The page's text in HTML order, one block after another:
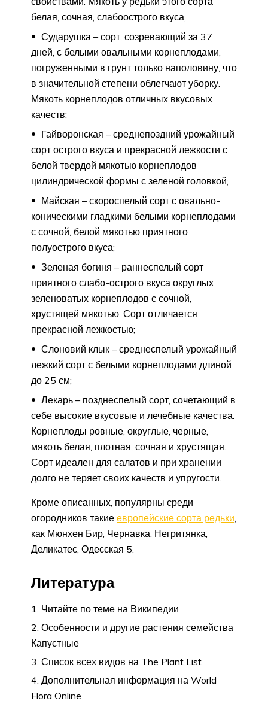
белая, сочная, слабоострого вкуса;
Сударушка – сорт, созревающий за 37
дней, с белыми овальными корнеплодами,
погруженными в грунт только наполовину, что
в значительной степени облегчают уборку.
Мякоть корнеплодов отличных вкусовых
качеств;
Гайворонская – среднепоздний урожайный
сорт острого вкуса и прекрасной лежкости с
белой твердой мякотью корнеплодов
цилиндрической формы с зеленой головкой;
Майская – скороспелый сорт с овально-
коническими гладкими белыми корнеплодами
с сочной, белой мякотью приятного
полуострого вкуса;
Зеленая богиня – раннеспелый сорт
приятного слабо-острого вкуса округлых
зеленоватых корнеплодов с сочной,
хрустящей мякотью. Сорт отличается
прекрасной лежкостью;
Слоновий клык – среднеспелый урожайный
лежкий сорт с белыми корнеплодами длиной
до 25 см;
Лекарь – позднеспелый сорт, сочетающий в
себе высокие вкусовые и лечебные качества.
Корнеплоды ровные, округлые, черные,
мякоть белая, плотная, сочная и хрустящая.
Сорт идеален для салатов и при хранении
долго не теряет своих качеств и упругости.
Кроме описанных, популярны среди
огородников такие европейские сорта редьки,
как Мюнхен Бир, Чернавка, Негритянка,
Деликатес, Одесская 5.
Литература
Читайте по теме на Википедии
Особенности и другие растения семейства
Капустные
Список всех видов на The Plant List
Дополнительная информация на World
Flora Online